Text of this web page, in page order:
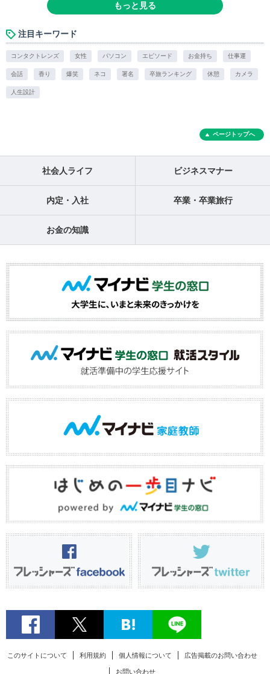
もっと見る
注目キーワード
コンタクトレンズ 女性 パソコン エピソード お金持ち 仕事運
会話 香り 爆笑 ネコ 署名 卒旅ランキング 休憩 カメラ
人生設計
ページトップへ
社会人ライフ ビジネスマナー
内定・入社 卒業・卒業旅行
お金の知識
このサイトについて 利用規約 個人情報について 広告掲載のお問い合わせ
お問い合わせ